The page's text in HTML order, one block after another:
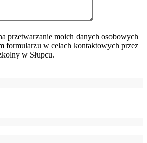
przetwarzanie moich danych osobowych
formularzu w celach kontaktowych przez
w Słupcu.